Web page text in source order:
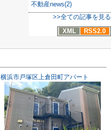
不動産news(2)
>>全ての記事を見る
XML
RSS2.0
横浜市戸塚区上倉田町アパート